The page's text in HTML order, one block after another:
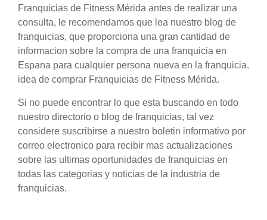
Franquicias de Fitness Mérida antes de realizar una
consulta, le recomendamos que lea nuestro blog de
franquicias, que proporciona una gran cantidad de
informacion sobre la compra de una franquicia en
Espana para cualquier persona nueva en la franquicia.
idea de comprar Franquicias de Fitness Mérida.
Si no puede encontrar lo que esta buscando en todo
nuestro directorio o blog de franquicias, tal vez
considere suscribirse a nuestro boletin informativo por
correo electronico para recibir mas actualizaciones
sobre las ultimas oportunidades de franquicias en
todas las categorias y noticias de la industria de
franquicias.